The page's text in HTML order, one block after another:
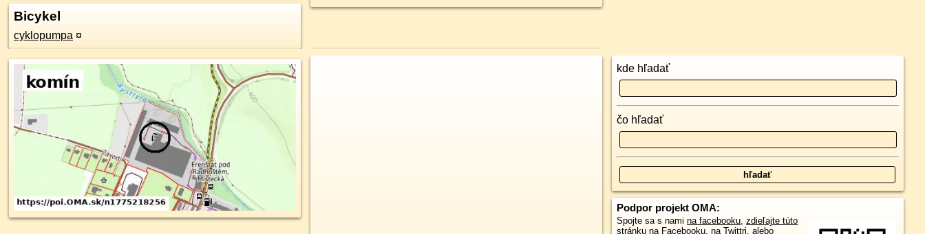
Bicykel
cyklopumpa ¤
kde hľadať
čo hľadať
Podpor projekt OMA:
Spojte sa s nami na facebooku, zdieľajte túto
stránku na Facebooku, na Twittri, alebo